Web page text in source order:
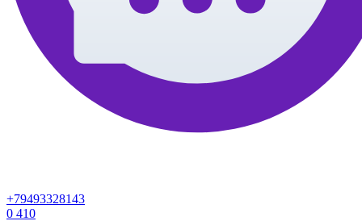
+79493328143
0 410